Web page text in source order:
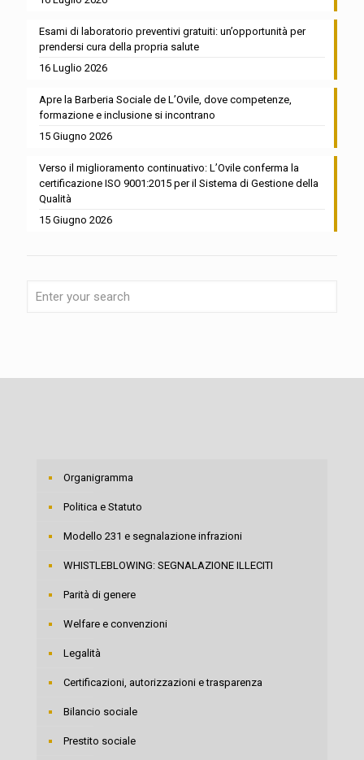
Esami di laboratorio preventivi gratuiti: un’opportunità per
prendersi cura della propria salute
16 Luglio 2026
Apre la Barberia Sociale de L’Ovile, dove competenze,
formazione e inclusione si incontrano
15 Giugno 2026
Verso il miglioramento continuativo: L’Ovile conferma la
certificazione ISO 9001:2015 per il Sistema di Gestione della
Qualità
15 Giugno 2026
Organigramma
Politica e Statuto
Modello 231 e segnalazione infrazioni
WHISTLEBLOWING: SEGNALAZIONE ILLECITI
Parità di genere
Welfare e convenzioni
Legalità
Certificazioni, autorizzazioni e trasparenza
Bilancio sociale
Prestito sociale